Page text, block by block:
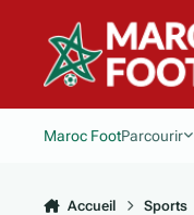
Maroc FootParcourir
Accueil Sports